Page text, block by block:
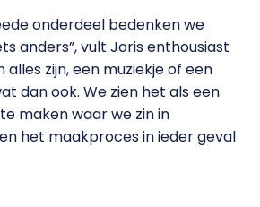
onderdeel bedenken we
anders”, vult Joris enthousiast
alles zijn, een muziekje of een
dan ook. We zien het als een
maken waar we zin in
het maakproces in ieder geval